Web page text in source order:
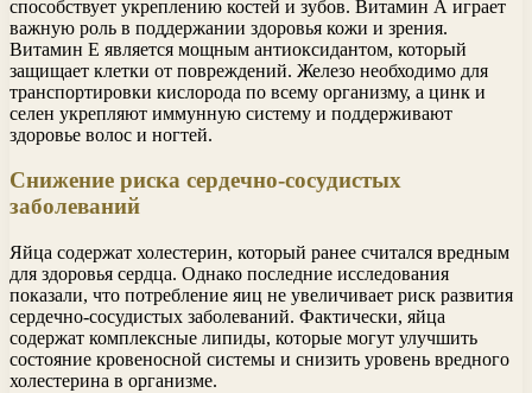
способствует укреплению костей и зубов. Витамин А играет
важную роль в поддержании здоровья кожи и зрения.
Витамин Е является мощным антиоксидантом, который
защищает клетки от повреждений. Железо необходимо для
транспортировки кислорода по всему организму, а цинк и
селен укрепляют иммунную систему и поддерживают
здоровье волос и ногтей.
Снижение риска сердечно-сосудистых
заболеваний
Яйца содержат холестерин, который ранее считался вредным
для здоровья сердца. Однако последние исследования
показали, что потребление яиц не увеличивает риск развития
сердечно-сосудистых заболеваний. Фактически, яйца
содержат комплексные липиды, которые могут улучшить
состояние кровеносной системы и снизить уровень вредного
холестерина в организме.